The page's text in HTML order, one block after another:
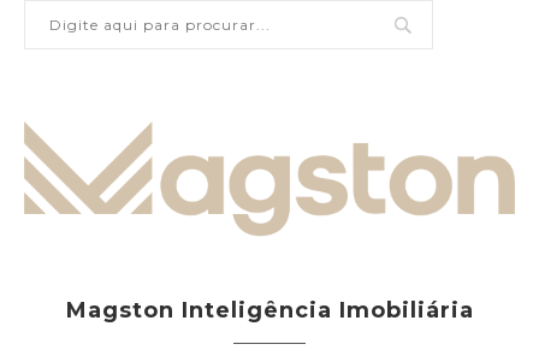
Magston Inteligência Imobiliária